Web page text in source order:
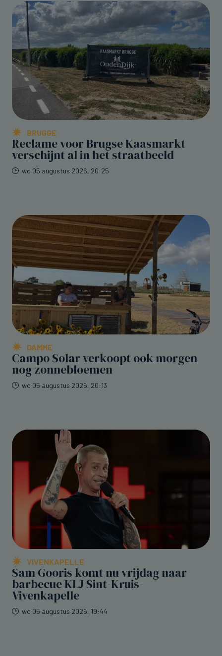
BRUGGE
Reclame voor Brugse Kaasmarkt
verschijnt al in het straatbeeld
wo 05 augustus 2026, 20:25
DAMME
Campo Solar verkoopt ook morgen
nog zonnebloemen
wo 05 augustus 2026, 20:13
VIVENKAPELLE
Sam Gooris komt nu vrijdag naar
barbecue KLJ Sint-Kruis-
Vivenkapelle
wo 05 augustus 2026, 19:44